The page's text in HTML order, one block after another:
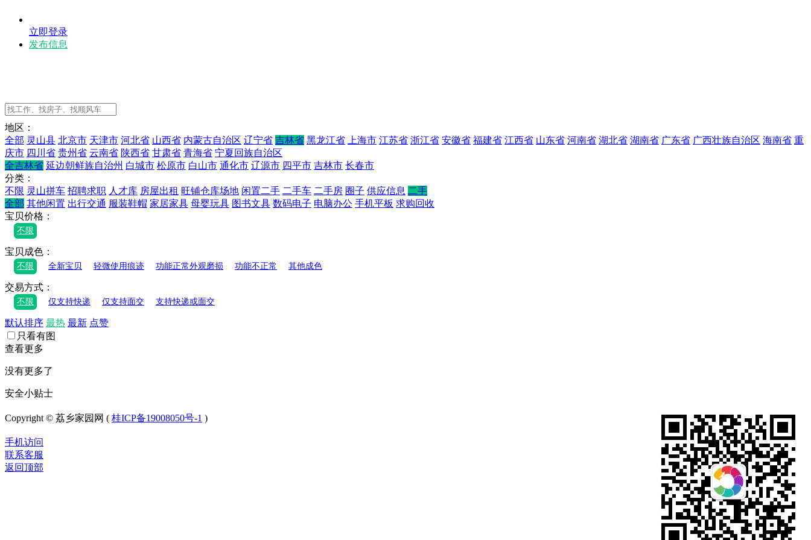
立即登录
发布信息
地区：
全部 灵山县 北京市 天津市 河北省 山西省 内蒙古自治区 辽宁省 吉林省 黑龙江省 上海市 江苏省 浙江省 安徽省 福建省 江西省 山东省 河南省 湖北省 湖南省 广东省 广西壮族自治区 海南省 重
庆市 四川省 贵州省 云南省 陕西省 甘肃省 青海省 宁夏回族自治区
全吉林省 延边朝鲜族自治州 白城市 松原市 白山市 通化市 辽源市 四平市 吉林市 长春市
分类：
不限 灵山拼车 招聘求职 人才库 房屋出租 旺铺仓库场地 闲置二手 二手车 二手房 圈子 供应信息 二手
全部 其他闲置 出行交通 服装鞋帽 家居家具 母婴玩具 图书文具 数码电子 电脑办公 手机平板 求购回收
宝贝价格：
不限
宝贝成色：
不限 全新宝贝 轻微使用痕迹 功能正常外观磨损 功能不正常 其他成色
交易方式：
不限 仅支持快递 仅支持面交 支持快递或面交
默认排序 最热 最新 点赞
只看有图
查看更多
没有更多了
安全小贴士
Copyright © 荔乡家园网 ( 桂ICP备19008050号-1 )
手机访问
联系客服
返回顶部